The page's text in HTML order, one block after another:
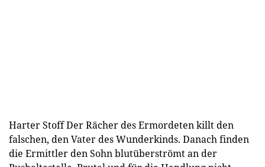
Harter Stoff Der Rächer des Ermordeten killt den
falschen, den Vater des Wunderkinds. Danach finden
die Ermittler den Sohn blutüberströmt an der